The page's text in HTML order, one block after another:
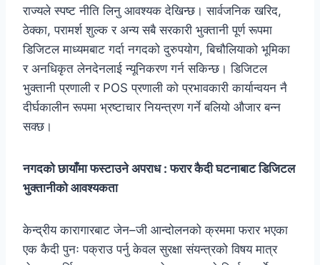
राज्यले स्पष्ट नीति लिनु आवश्यक देखिन्छ। सार्वजनिक खरिद,
ठेक्का, परामर्श शुल्क र अन्य सबै सरकारी भुक्तानी पूर्ण रूपमा
डिजिटल माध्यमबाट गर्दा नगदको दुरुपयोग, बिचौलियाको भूमिका
र अनधिकृत लेनदेनलाई न्यूनिकरण गर्न सकिन्छ। डिजिटल
भुक्तानी प्रणाली र POS प्रणाली को प्रभावकारी कार्यान्वयन नै
दीर्घकालीन रूपमा भ्रष्टाचार नियन्त्रण गर्ने बलियो औजार बन्न
सक्छ।
नगदको छायाँमा फस्टाउने अपराध : फरार कैदी घटनाबाट डिजिटल
भुक्तानीको आवश्यकता
केन्द्रीय कारागारबाट जेन–जी आन्दोलनको क्रममा फरार भएका
एक कैदी पुनः पक्राउ पर्नु केवल सुरक्षा संयन्त्रको विषय मात्र